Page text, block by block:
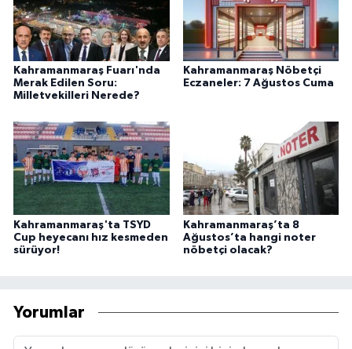
Kahramanmaraş Fuarı'nda
Merak Edilen Soru:
Milletvekilleri Nerede?
Kahramanmaraş Nöbetçi
Eczaneler: 7 Ağustos Cuma
Kahramanmaraş'ta TSYD
Cup heyecanı hız kesmeden
sürüyor!
Kahramanmaraş’ta 8
Ağustos’ta hangi noter
nöbetçi olacak?
Yorumlar